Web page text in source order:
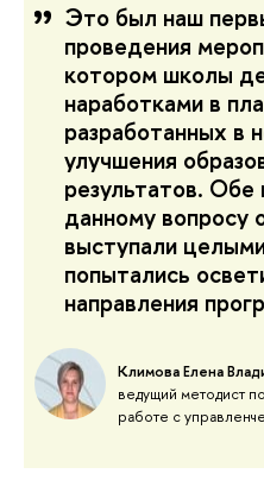
Это был наш
проведения
котором школы
наработками в
разработанных в
улучшения
результатов.
данному вопросу
выступали
попытались
направления
Климова Елена
ведущий методист
работе с